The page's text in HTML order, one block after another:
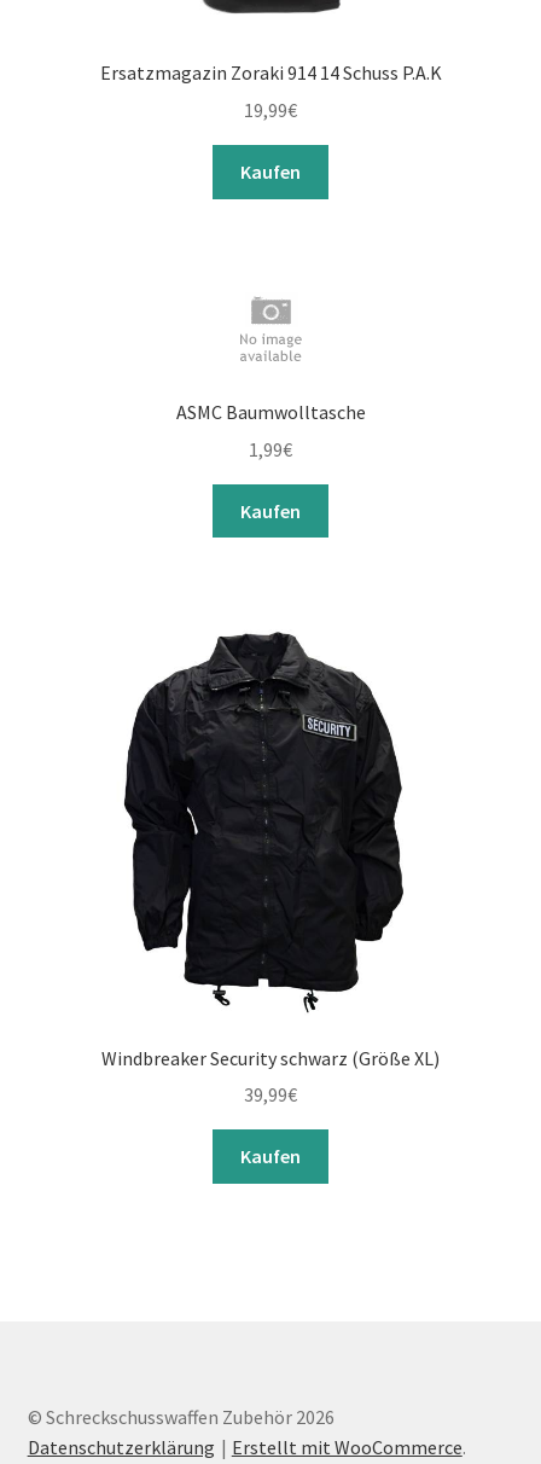
Ersatzmagazin Zoraki 914 14 Schuss P.A.K
19,99€
Kaufen
ASMC Baumwolltasche
1,99€
Kaufen
Windbreaker Security schwarz (Größe XL)
39,99€
Kaufen
© Schreckschusswaffen Zubehör 2026
Datenschutzerklärung
Erstellt mit WooCommerce.